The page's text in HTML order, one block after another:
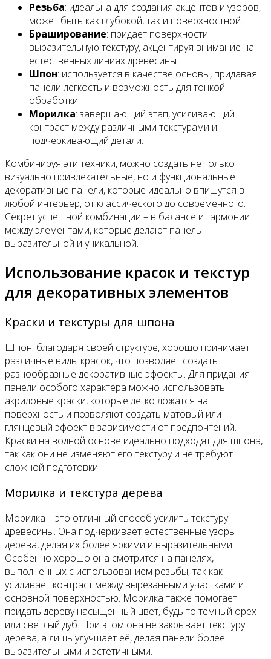
Резьба: идеальна для создания акцентов и узоров,
может быть как глубокой, так и поверхностной.
Браширование: придает поверхности
выразительную текстуру, акцентируя внимание на
естественных линиях древесины.
Шпон: используется в качестве основы, придавая
панели легкость и возможность для тонкой
обработки.
Морилка: завершающий этап, усиливающий
контраст между различными текстурами и
подчеркивающий детали.
Комбинируя эти техники, можно создать не только
визуально привлекательные, но и функциональные
декоративные панели, которые идеально впишутся в
любой интерьер, от классического до современного.
Секрет успешной комбинации – в балансе и гармонии
между элементами, которые делают панель
выразительной и уникальной.
Использование красок и текстур
для декоративных элементов
Краски и текстуры для шпона
Шпон, благодаря своей структуре, хорошо принимает
различные виды красок, что позволяет создать
разнообразные декоративные эффекты. Для придания
панели особого характера можно использовать
акриловые краски, которые легко ложатся на
поверхность и позволяют создать матовый или
глянцевый эффект в зависимости от предпочтений.
Краски на водной основе идеально подходят для шпона,
так как они не изменяют его текстуру и не требуют
сложной подготовки.
Морилка и текстура дерева
Морилка – это отличный способ усилить текстуру
древесины. Она подчеркивает естественные узоры
дерева, делая их более яркими и выразительными.
Особенно хорошо она смотрится на панелях,
выполненных с использованием резьбы, так как
усиливает контраст между вырезанными участками и
основной поверхностью. Морилка также помогает
придать дереву насыщенный цвет, будь то темный орех
или светлый дуб. При этом она не закрывает текстуру
дерева, а лишь улучшает её, делая панели более
выразительными и эстетичными.